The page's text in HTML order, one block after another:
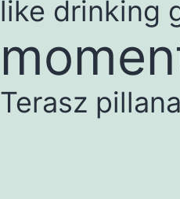
like drinking
Terasz